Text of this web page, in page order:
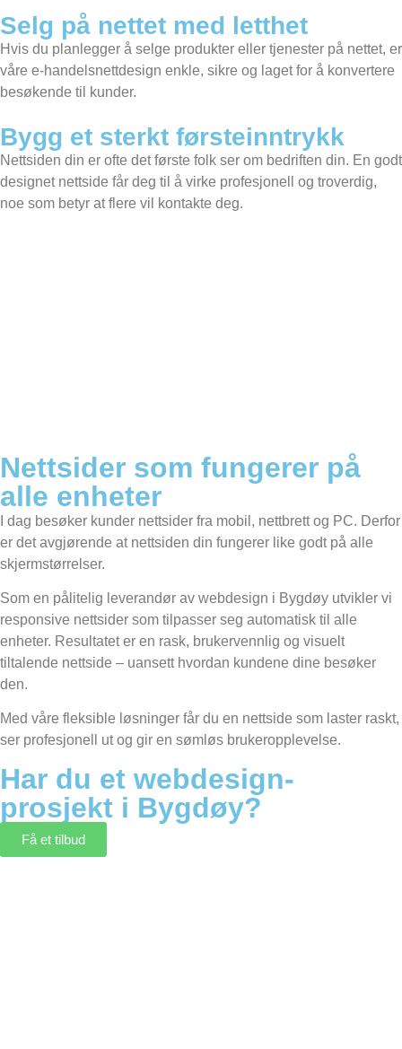
Selg på nettet med letthet
Hvis du planlegger å selge produkter eller tjenester på nettet, er
våre e-handelsnettdesign enkle, sikre og laget for å konvertere
besøkende til kunder.
Bygg et sterkt førsteinntrykk
Nettsiden din er ofte det første folk ser om bedriften din. En godt
designet nettside får deg til å virke profesjonell og troverdig,
noe som betyr at flere vil kontakte deg.
Nettsider som fungerer på
alle enheter
I dag besøker kunder nettsider fra mobil, nettbrett og PC. Derfor
er det avgjørende at nettsiden din fungerer like godt på alle
skjermstørrelser.
Som en pålitelig leverandør av webdesign i Bygdøy utvikler vi
responsive nettsider som tilpasser seg automatisk til alle
enheter. Resultatet er en rask, brukervennlig og visuelt
tiltalende nettside – uansett hvordan kundene dine besøker
den.
Med våre fleksible løsninger får du en nettside som laster raskt,
ser profesjonell ut og gir en sømløs brukeropplevelse.
Har du et webdesign-
prosjekt i Bygdøy?
Få et tilbud